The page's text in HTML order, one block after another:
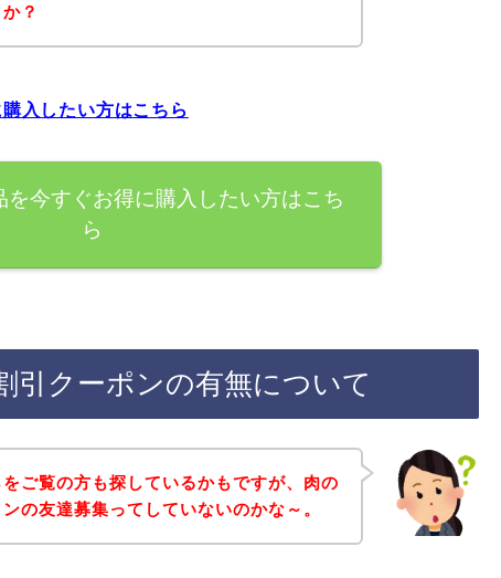
？
入したい方はこちら
を今すぐお得に購入したい方はこち
ら
引クーポンの有無について
ご覧の方も探しているかもですが、肉の
の友達募集ってしていないのかな～。